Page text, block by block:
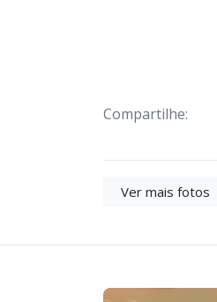
Compartilhe:
Ver mais fotos